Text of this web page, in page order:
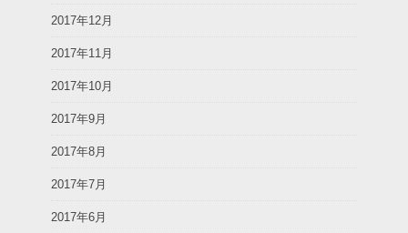
2017年12月
2017年11月
2017年10月
2017年9月
2017年8月
2017年7月
2017年6月